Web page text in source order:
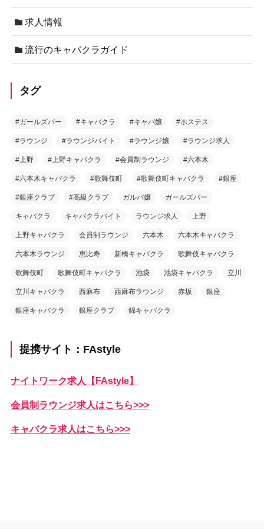
求人情報
流行のキャバクラガイド
タグ
#ガールズバー #キャバクラ #キャバ嬢 #ホステス
#ラウンジ #ラウンジバイト #ラウンジ嬢 #ラウンジ求人
#上野 #上野キャバクラ #会員制ラウンジ #六本木
#六本木キャバクラ #歌舞伎町 #歌舞伎町キャバクラ #銀座
#銀座クラブ #高級クラブ ガルバ嬢 ガールズバー
キャバクラ キャバクラバイト ラウンジ求人 上野
上野キャバクラ 会員制ラウンジ 六本木 六本木キャバクラ
六本木ラウンジ 恵比寿 新橋キャバクラ 歌舞伎キャバクラ
歌舞伎町 歌舞伎町キャバクラ 池袋 池袋キャバクラ 立川
立川キャバクラ 西麻布 西麻布ラウンジ 赤坂 銀座
銀座キャバクラ 銀座クラブ 錦キャバクラ
提携サイト：FAstyle
ナイトワーク求人【FAstyle】
会員制ラウンジ求人はこちら>>>
キャバクラ求人はこちら>>>